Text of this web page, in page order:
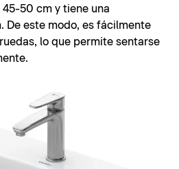
50 cm y tiene una
De este modo, es fácilmente
lo que permite sentarse